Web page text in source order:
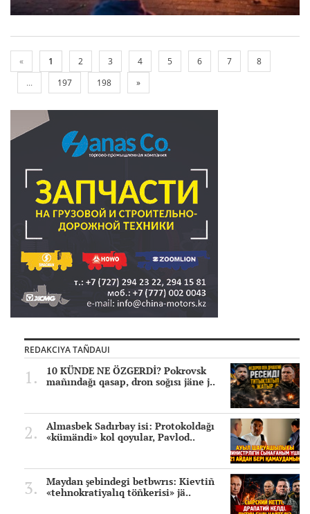
« 1 2 3 4 5 6 7
8
...
197 198 »
REDAKCIYA TAÑDAUI
10 KÜNDE NE ÖZGERDİ? Pokrovsk
mañındağı qasap, dron soğısı jäne j..
Almasbek Sadırbay isi: Protokoldağı
«kümändi» kol qoyular, Pavlod..
Maydan şebindegi betbwrıs: Kievtiñ
«tehnokratiyalıq töñkerisi» jä..